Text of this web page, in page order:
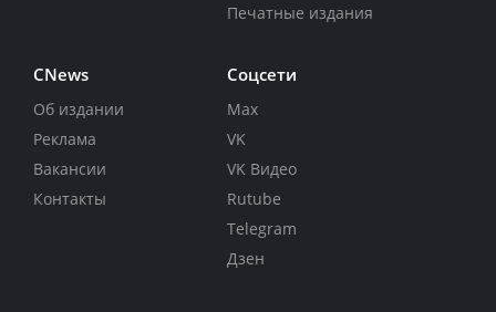
Печатные издания
CNews
Об издании
Реклама
Вакансии
Контакты
Соцсети
Max
VK
VK Видео
Rutube
Telegram
Дзен